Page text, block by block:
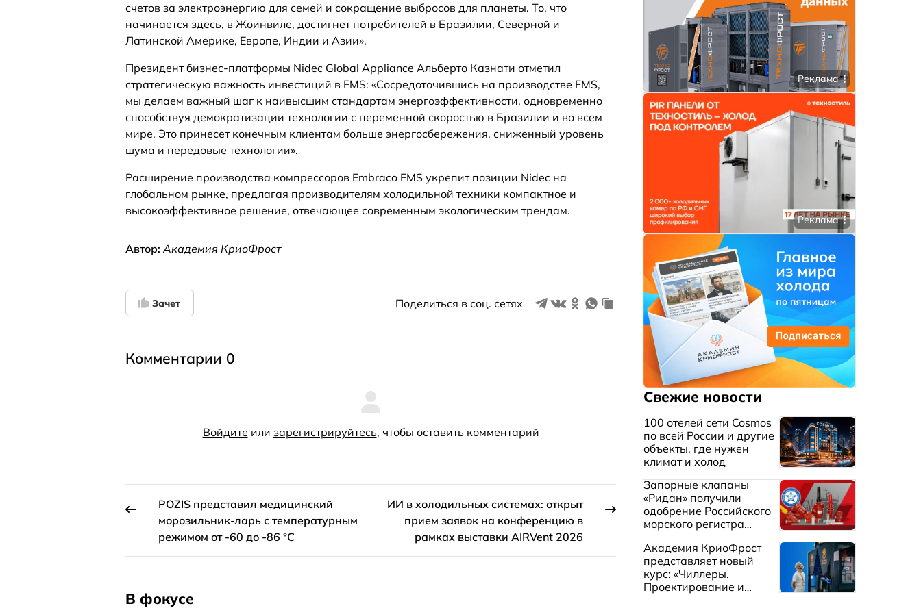
счетов за электроэнергию для семей и сокращение выбросов для планеты. То, что
начинается здесь, в Жоинвиле, достигнет потребителей в Бразилии, Северной и
Латинской Америке, Европе, Индии и Азии».
Президент бизнес-платформы Nidec Global Appliance Альберто Казнати отметил
стратегическую важность инвестиций в FMS: «Сосредоточившись на производстве FMS,
мы делаем важный шаг к наивысшим стандартам энергоэффективности, одновременно
способствуя демократизации технологии с переменной скоростью в Бразилии и во всем
мире. Это принесет конечным клиентам больше энергосбережения, сниженный уровень
шума и передовые технологии».
Расширение производства компрессоров Embraco FMS укрепит позиции Nidec на
глобальном рынке, предлагая производителям холодильной техники компактное и
высокоэффективное решение, отвечающее современным экологическим трендам.
Автор:Академия КриоФрост
Зачет Поделиться в соц. сетях
Комментарии 0
Войдите или зарегистрируйтесь, чтобы оставить комментарий
POZIS представил медицинский
морозильник-ларь с температурным
режимом от -60 до -86 °C
ИИ в холодильных системах: открыт
прием заявок на конференцию в
рамках выставки AIRVent 2026
В фокусе
Реклама
Реклама
Свежие новости
100 отелей сети Cosmos
по всей России и другие
объекты, где нужен
климат и холод
Запорные клапаны
«Ридан» получили
одобрение Российского
морского регистра
Академия КриоФрост
представляет новый
курс: «Чиллеры.
Проектирование и